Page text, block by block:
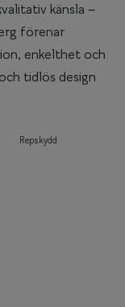
känsla –
förenar
enkelthet och
tidlös design
Repskydd